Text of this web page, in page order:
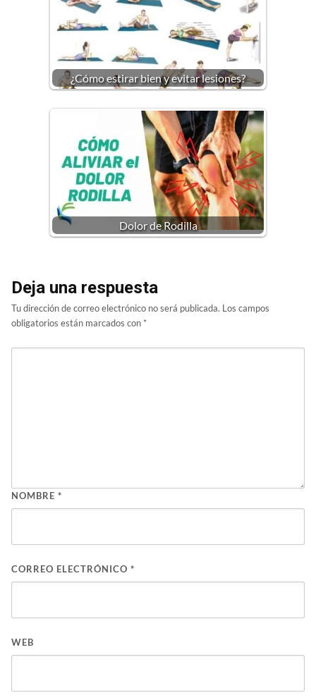
¿Cómo estirar bien y evitar lesiones?
Dolor de Rodilla
Deja una respuesta
Tu dirección de correo electrónico no será publicada. Los campos
obligatorios están marcados con *
NOMBRE *
CORREO ELECTRÓNICO *
WEB